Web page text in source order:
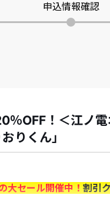
申込情報確認
％OFF！＜江ノ
りくん」
大セール開催中！割引